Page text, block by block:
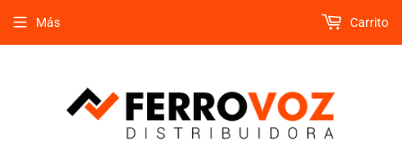
Más Carrito